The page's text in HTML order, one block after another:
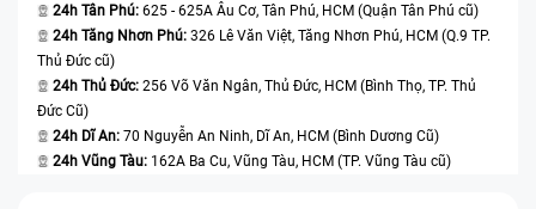
24h Tân Phú: 625 - 625A Âu Cơ, Tân Phú, HCM (Quận Tân Phú cũ)
24h Tăng Nhơn Phú: 326 Lê Văn Việt, Tăng Nhơn Phú, HCM (Q.9 TP.
Thủ Đức cũ)
24h Thủ Đức: 256 Võ Văn Ngân, Thủ Đức, HCM (Bình Thọ, TP. Thủ
Đức Cũ)
24h Dĩ An: 70 Nguyễn An Ninh, Dĩ An, HCM (Bình Dương Cũ)
24h Vũng Tàu: 162A Ba Cu, Vũng Tàu, HCM (TP. Vũng Tàu cũ)